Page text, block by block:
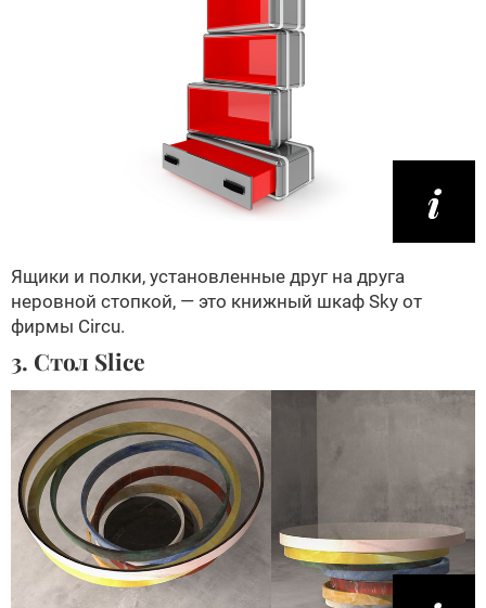
Ящики и полки, установленные друг на друга
неровной стопкой, — это книжный шкаф Sky от
фирмы Circu.
3. Стол Slice